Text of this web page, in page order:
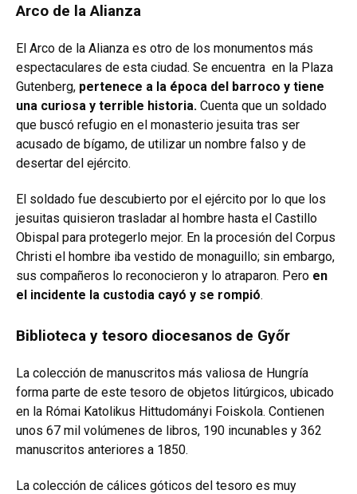
Arco de la Alianza
El Arco de la Alianza es otro de los monumentos más
espectaculares de esta ciudad. Se encuentra en la Plaza
Gutenberg, pertenece a la época del barroco y tiene
una curiosa y terrible historia. Cuenta que un soldado
que buscó refugio en el monasterio jesuita tras ser
acusado de bígamo, de utilizar un nombre falso y de
desertar del ejército.
El soldado fue descubierto por el ejército por lo que los
jesuitas quisieron trasladar al hombre hasta el Castillo
Obispal para protegerlo mejor. En la procesión del Corpus
Christi el hombre iba vestido de monaguillo; sin embargo,
sus compañeros lo reconocieron y lo atraparon. Pero en
el incidente la custodia cayó y se rompió.
Biblioteca y tesoro diocesanos de Győr
La colección de manuscritos más valiosa de Hungría
forma parte de este tesoro de objetos litúrgicos, ubicado
en la Római Katolikus Hittudományi Foiskola. Contienen
unos 67 mil volúmenes de libros, 190 incunables y 362
manuscritos anteriores a 1850.
La colección de cálices góticos del tesoro es muy